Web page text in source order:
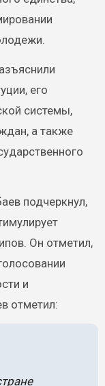
его
системы,
а также
подчеркнул,
Он отметил,
и
отметил: